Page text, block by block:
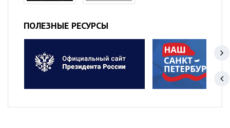
ПОЛЕЗНЫЕ РЕСУРСЫ